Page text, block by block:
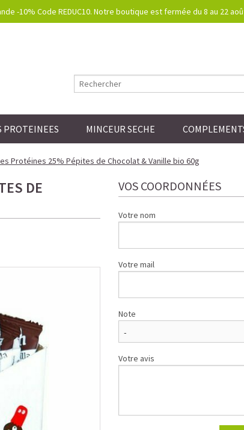
-10% Code REDUC10. Notre boutique est fermée du 8 au 22
PROTEINEES MINCEUR SECHE
Protéines 25% Pépites de Chocolat & Vanille bio 60g
DE
VOS COORDONNÉES
Votre nom
Votre mail
Note
Votre avis